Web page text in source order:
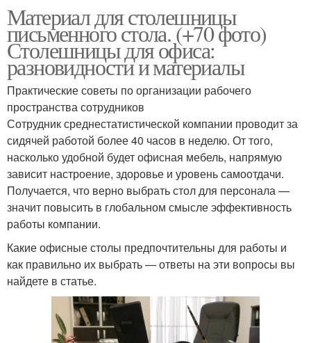
Материал для столешницы
письменного стола. (+70 фото)
Столешницы для офиса:
разновидности и материалы
Практические советы по организации рабочего
пространства сотрудников
Сотрудник среднестатистической компании проводит за
сидячей работой более 40 часов в неделю. От того,
насколько удобной будет офисная мебель, напрямую
зависит настроение, здоровье и уровень самоотдачи.
Получается, что верно выбрать стол для персонала —
значит повысить в глобальном смысле эффективность
работы компании.
Какие офисные столы предпочтительны для работы и
как правильно их выбрать — ответы на эти вопросы вы
найдете в статье.